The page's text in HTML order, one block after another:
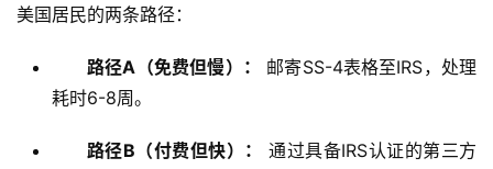
美国居民的两条路径：
路径A（免费但慢）：
邮寄SS-4表格至IRS，处理
耗时6-8周。
路径B（付费但快）：
通过具备IRS认证的第三方